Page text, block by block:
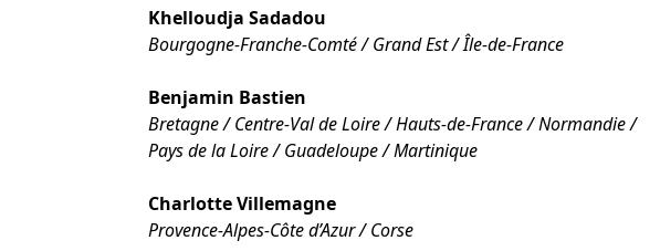
Khelloudja Sadadou
Bourgogne-Franche-Comté / Grand Est / Île-de-France
Benjamin Bastien
Bretagne / Centre-Val de Loire / Hauts-de-France / Normandie /
Pays de la Loire / Guadeloupe / Martinique
Charlotte Villemagne
Provence-Alpes-Côte d’Azur / Corse